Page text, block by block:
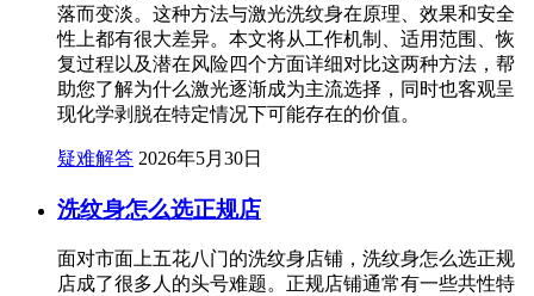
落而变淡。这种方法与激光洗纹身在原理、效果和安全
性上都有很大差异。本文将从工作机制、适用范围、恢
复过程以及潜在风险四个方面详细对比这两种方法，帮
助您了解为什么激光逐渐成为主流选择，同时也客观呈
现化学剥脱在特定情况下可能存在的价值。
疑难解答 2026年5月30日
洗纹身怎么选正规店
面对市面上五花八门的洗纹身店铺，洗纹身怎么选正规
店成了很多人的头号难题。正规店铺通常有一些共性特